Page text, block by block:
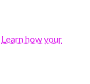
Learn how your